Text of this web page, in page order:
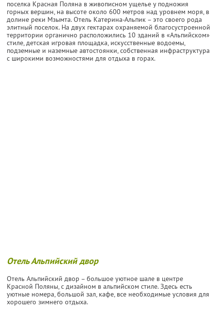
поселка Красная Поляна в живописном ущелье у подножия
горных вершин, на высоте около 600 метров над уровнем моря, в
долине реки Мзымта. Отель Катерина-Альпик – это своего рода
элитный поселок. На двух гектарах охраняемой благосустроенной
территории органично расположились 10 зданий в «Альпийском»
стиле, детская игровая площадка, искусственные водоемы,
подземные и наземные автостоянки, собственная инфраструктура
с широкими возможностями для отдыха в горах.
Отель Альпийский двор
Отель Альпийский двор – большое уютное шале в центре
Красной Поляны, с дизайном в альпийском стиле. Здесь есть
уютные номера, большой зал, кафе, все необходимые условия для
хорошего зимнего отдыха.